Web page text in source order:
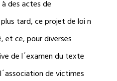
des actes de
tard, ce projet de loi n
et ce, pour diverses
de l´examen du texte
de victimes